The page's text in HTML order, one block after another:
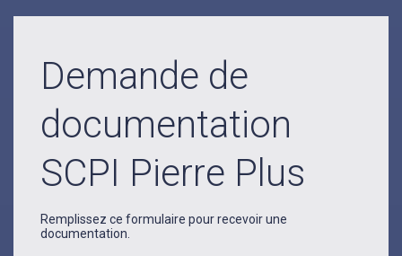
Demande de
documentation
SCPI Pierre Plus
Remplissez ce formulaire pour recevoir une
documentation.